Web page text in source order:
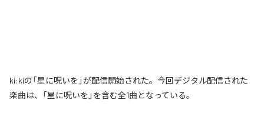
ki:kiの「星に呪いを」が配信開始された。今回デジタル配信された
楽曲は、「星に呪いを」を含む全1曲となっている。